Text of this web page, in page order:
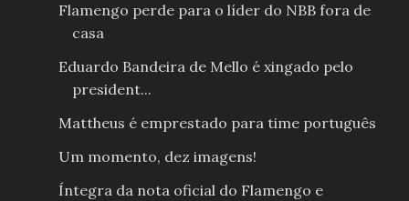
Flamengo perde para o líder do NBB fora de
casa
Eduardo Bandeira de Mello é xingado pelo
president...
Mattheus é emprestado para time português
Um momento, dez imagens!
Íntegra da nota oficial do Flamengo e